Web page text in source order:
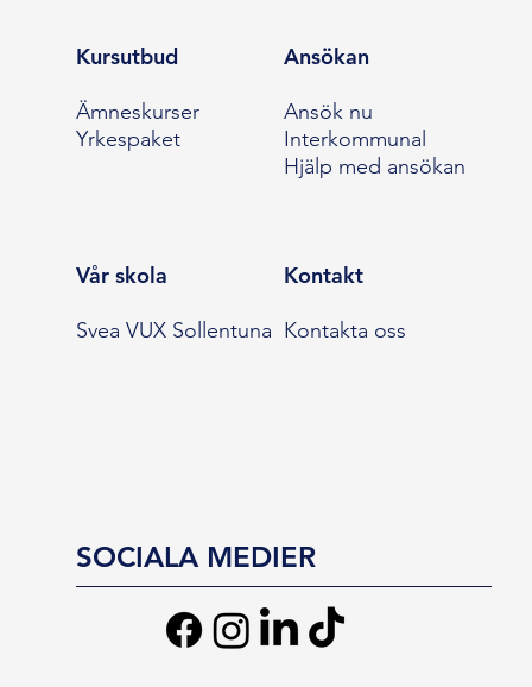
Kursutbud
Ämneskurser
Yrkespaket
Ansökan
Ansök nu
Interkommunal
Hjälp med ansökan
Vår skola
Svea VUX Sollentuna
Kontakt
Kontakta oss
SOCIALA MEDIER